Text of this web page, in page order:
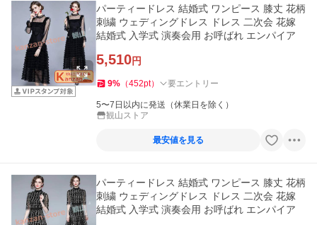
パーティードレス 結婚式 ワンピース 膝丈 花柄
刺繍 ウェディングドレス ドレス 二次会 花嫁
結婚式 入学式 演奏会用 お呼ばれ エンパイア
5,510円
9% （452pt） 要エントリー
5〜7日以内に発送（休業日を除く）
観山ストア
最安値を見る
パーティードレス 結婚式 ワンピース 膝丈 花柄
刺繍 ウェディングドレス ドレス 二次会 花嫁
結婚式 入学式 演奏会用 お呼ばれ エンパイア